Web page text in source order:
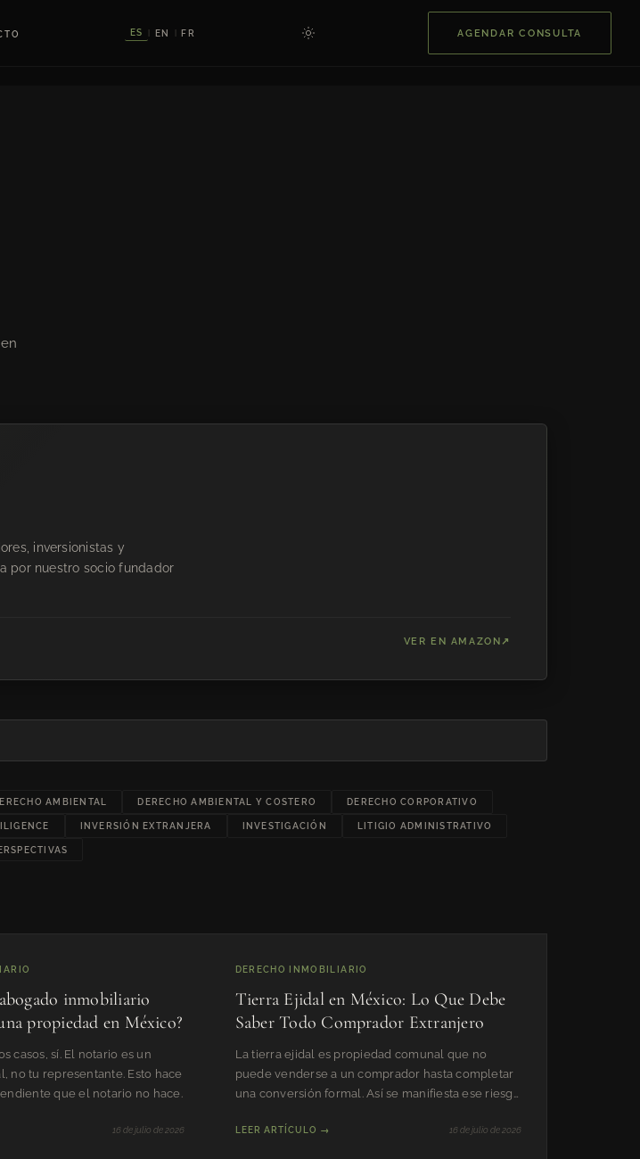
ES EN FR AGENDAR CONSULTA
inversionistas y
por nuestro socio fundador
VER EN AMAZON↗
AMBIENTAL DERECHO AMBIENTAL Y COSTERO DERECHO CORPORATIVO
INVERSIÓN EXTRANJERA INVESTIGACIÓN LITIGIO ADMINISTRATIVO
inmobiliario
propiedad en México?
casos, sí. El notario es un
no tu representante. Esto hace
que el notario no hace.
16 de julio de 2026
DERECHO INMOBILIARIO
Tierra Ejidal en México: Lo Que Debe
Saber Todo Comprador Extranjero
La tierra ejidal es propiedad comunal que no
puede venderse a un comprador hasta completar
una conversión formal. Así se manifiesta ese riesgo
LEER ARTÍCULO → 16 de julio de 2026